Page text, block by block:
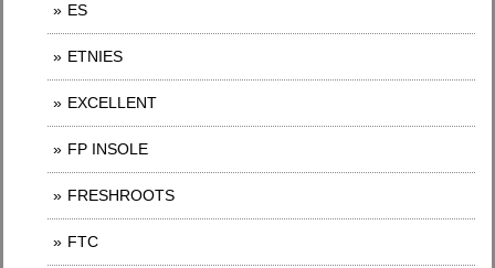
ES
ETNIES
EXCELLENT
FP INSOLE
FRESHROOTS
FTC